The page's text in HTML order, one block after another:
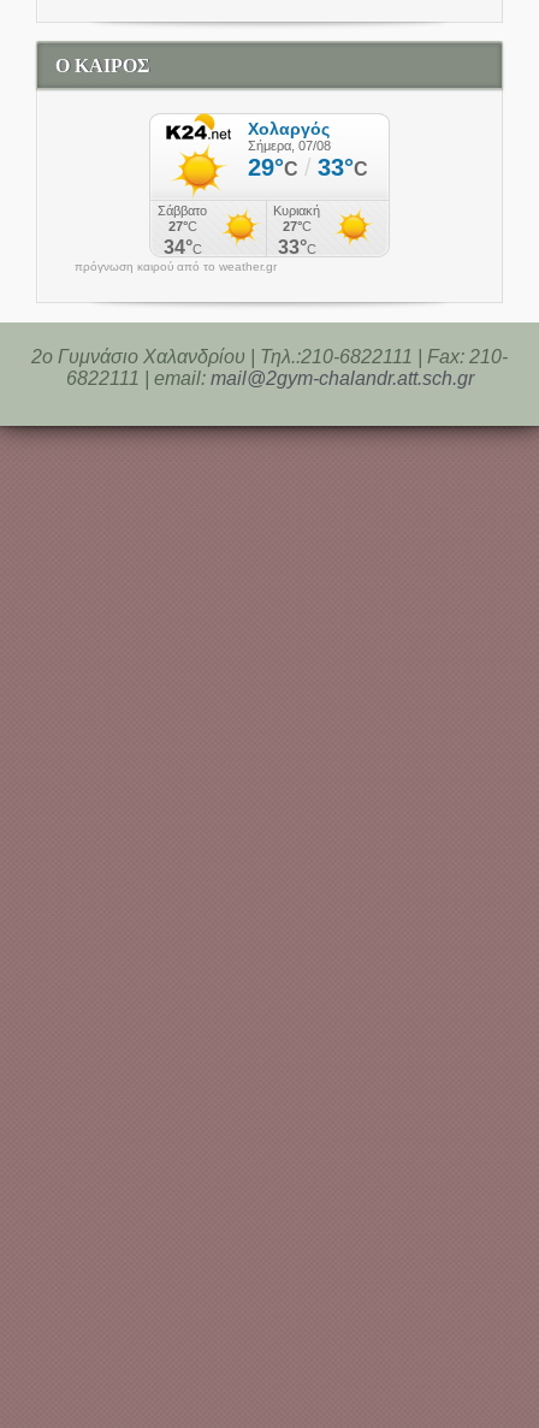
Ο ΚΑΙΡΟΣ
πρόγνωση καιρού από το weather.gr
2o Γυμνάσιο Χαλανδρίου | Τηλ.:210-6822111 | Fax: 210-
6822111 | email: mail@2gym-chalandr.att.sch.gr